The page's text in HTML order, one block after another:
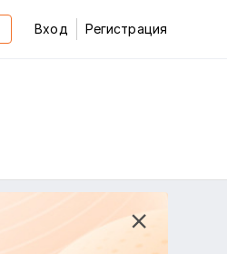
Вход Регистрация